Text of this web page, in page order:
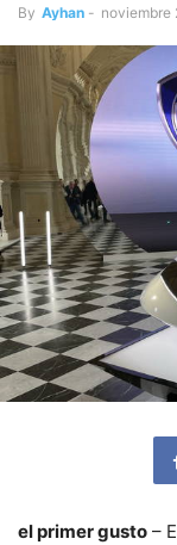
By Ayhan - noviembre
el primer gusto –